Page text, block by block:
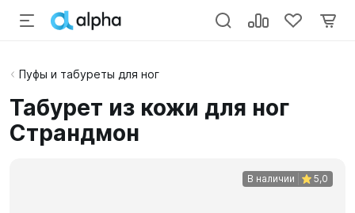
Пуфы и табуреты для ног
Табурет из кожи для ног
Страндмон
В наличии 5,0